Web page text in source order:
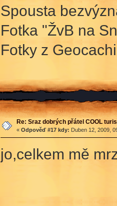
Spousta
Fotka "ŽvB na
Fotky z
Re: Sraz dobrých přátel COOL
« Odpověď #17 kdy: Duben 12, 2009,
jo,celkem mě